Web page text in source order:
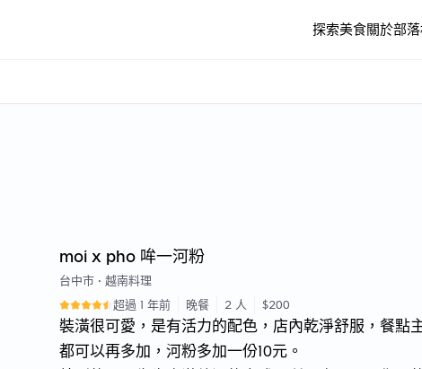
探索美食關於部
moi x pho 哞一河粉
台中市 • 越南料理
超過 1 年前
晚餐 2 人 $200
裝潢很可愛，是有活力的配色，店內乾淨舒服，餐點
都可以再多加，河粉多加一份10元。